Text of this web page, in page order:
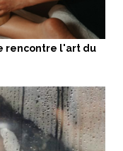
rencontre l'art du